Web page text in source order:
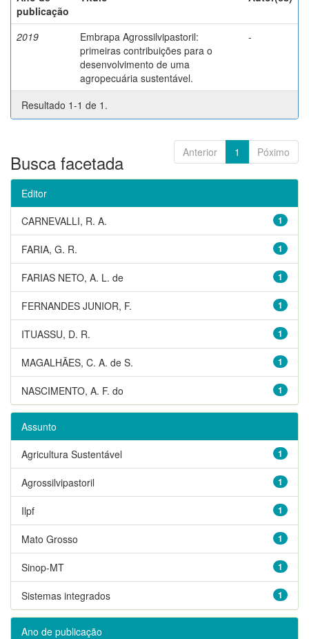
publicação
2019
Embrapa Agrossilvipastoril:
primeiras contribuições para o
desenvolvimento de uma
agropecuária sustentável.
-
Resultado 1-1 de 1.
Anterior 1 Póximo
Busca facetada
Editor
1
CARNEVALLI, R. A.
1
FARIA, G. R.
1
FARIAS NETO, A. L. de
1
FERNANDES JUNIOR, F.
1
ITUASSU, D. R.
1
MAGALHÃES, C. A. de S.
1
NASCIMENTO, A. F. do
Assunto
1
Agricultura Sustentável
1
Agrossilvipastoril
1
Ilpf
1
Mato Grosso
1
Sinop-MT
1
Sistemas integrados
Ano de publicação